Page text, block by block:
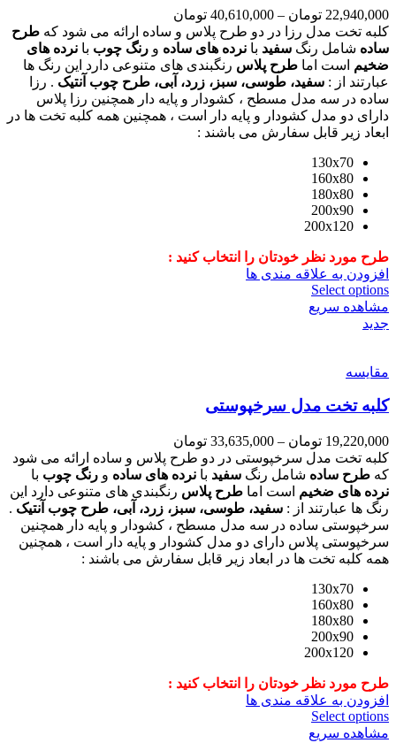
22,940,000 تومان –
40,610,000 تومان
کلبه تخت مدل رزا در دو طرح پلاس و ساده ارائه می شود که طرح
ساده شامل رنگ سفید با نرده های ساده و رنگ چوب با نرده های
ضخیم است اما طرح پلاس رنگبندی های متنوعی دارد این رنگ ها
عبارتند از : سفید، طوسی، سبز، زرد، آبی، طرح چوب آنتیک . رزا
ساده در سه مدل مسطح ، کشودار و پایه دار همچنین رزا پلاس
دارای دو مدل کشودار و پایه دار است ، همچنین همه کلبه تخت ها در
ابعاد زیر قابل سفارش می باشند :
130x70
160x80
180x80
200x90
200x120
طرح مورد نظر خودتان را انتخاب کنید :
افزودن به علاقه مندی ها
Select options
مشاهده سریع
جدید
مقایسه
کلبه تخت مدل سرخپوستی
19,220,000 تومان –
33,635,000 تومان
کلبه تخت مدل سرخپوستی در دو طرح پلاس و ساده ارائه می شود
که طرح ساده شامل رنگ سفید با نرده های ساده و رنگ چوب با
نرده های ضخیم است اما طرح پلاس رنگبندی های متنوعی دارد این
رنگ ها عبارتند از : سفید، طوسی، سبز، زرد، آبی، طرح چوب آنتیک .
سرخپوستی ساده در سه مدل مسطح ، کشودار و پایه دار همچنین
سرخپوستی پلاس دارای دو مدل کشودار و پایه دار است ، همچنین
همه کلبه تخت ها در ابعاد زیر قابل سفارش می باشند :
130x70
160x80
180x80
200x90
200x120
طرح مورد نظر خودتان را انتخاب کنید :
افزودن به علاقه مندی ها
Select options
مشاهده سریع